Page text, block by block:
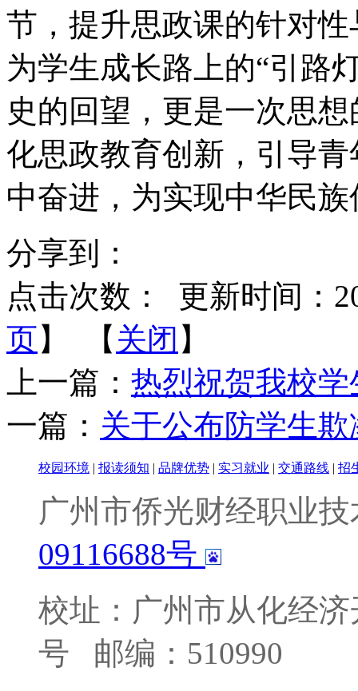
节，提升思政课的针对
为学生成长路上的“引路
史的回望，更是一次思
化思政教育创新，引导
中奋进，为实现中华民
分享到：
点击次数：
更新时间：
页】 【 关闭 】
上一篇： 热烈祝贺我校
一篇： 关于公布防学生
校园环境 报读须知 品牌优势 实习就业 交通路线 招
广州市侨光财经职业
09116688号
校址：广州市从化经
号
邮编：510990